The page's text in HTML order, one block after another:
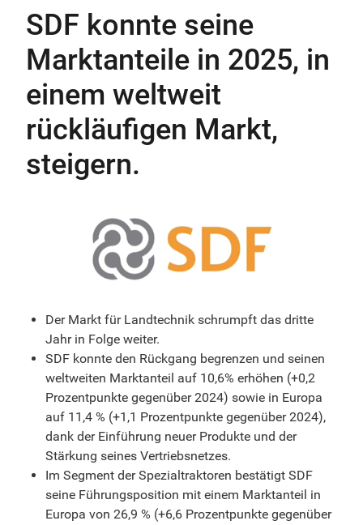
SDF konnte seine
Marktanteile in 2025, in
einem weltweit
rückläufigen Markt,
steigern.
Der Markt für Landtechnik schrumpft das dritte
Jahr in Folge weiter.
SDF konnte den Rückgang begrenzen und seinen
weltweiten Marktanteil auf 10,6% erhöhen (+0,2
Prozentpunkte gegenüber 2024) sowie in Europa
auf 11,4 % (+1,1 Prozentpunkte gegenüber 2024),
dank der Einführung neuer Produkte und der
Stärkung seines Vertriebsnetzes.
Im Segment der Spezialtraktoren bestätigt SDF
seine Führungsposition mit einem Marktanteil in
Europa von 26,9 % (+6,6 Prozentpunkte gegenüber